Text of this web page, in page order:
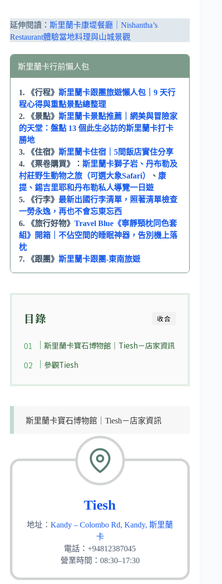
延伸閱讀： 斯里蘭卡康堤餐廳｜Nishantha’s
Restaurant體驗當地料理與山城景觀
斯里蘭卡行前懶人包
1. 《行程》 斯里蘭卡跟團旅遊懶人包｜9 天行
程心得與重點景點總整理
2. 《景點》 斯里蘭卡景點推薦｜網美與冒險家
的天堂：盤點 13 個此生必訪的斯里蘭卡打卡
勝地
3. 《住宿》 斯里蘭卡住宿｜5間飯店實住分享
4. 《票卷購買》： 斯里蘭卡獅子岩、丹布勒及
村莊野生動物之旅（可選大象Safari）
、 康
提、錫吉里耶和丹布勒私人導覽一日遊
5. 《行李》 最新出國行李清單，照著清單檢查
一勞永逸，再也不會忘東忘西
6. 《旅行好物》 Travel Blue《寧靜頸枕同色套
組》開箱｜不佔空間的睡眠神器，告別機上落
枕
7. 《跟團》 斯里蘭卡跟團-東南旅遊
收合
目錄
斯里蘭卡寶石博物館｜Tiesh－店家資訊
參觀Tiesh
斯里蘭卡寶石博物館｜Tiesh－店家資訊
Tiesh
地址：Kandy – Colombo Rd, Kandy, 斯里蘭
卡
電話：+94812387045
營業時間：08:30–17:30